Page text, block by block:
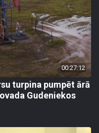
00:27:12
turpina pumpēt ārā
Gudeniekos